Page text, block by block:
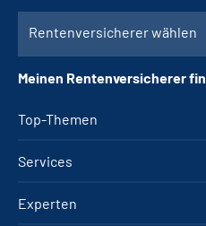
Top-Themen
Services
Experten
Rentenversicherer wählen
Meinen Rentenversicherer